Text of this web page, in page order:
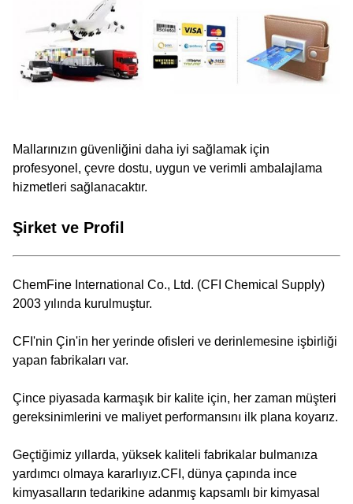
Mallarınızın güvenliğini daha iyi sağlamak için
profesyonel, çevre dostu, uygun ve verimli ambalajlama
hizmetleri sağlanacaktır.
Şirket ve Profil
ChemFine International Co., Ltd. (CFI Chemical Supply)
2003 yılında kurulmuştur.
CFI'nin Çin'in her yerinde ofisleri ve derinlemesine işbirliği
yapan fabrikaları var.
Çince piyasada karmaşık bir kalite için, her zaman müşteri
gereksinimlerini ve maliyet performansını ilk plana koyarız.
Geçtiğimiz yıllarda, yüksek kaliteli fabrikalar bulmanıza
yardımcı olmaya kararlıyız.CFI, dünya çapında ince
kimyasalların tedarikine adanmış kapsamlı bir kimyasal